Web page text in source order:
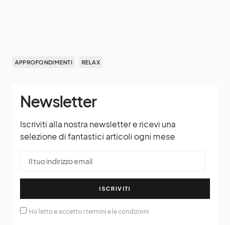
APPROFONDIMENTI RELAX
Newsletter
Iscriviti alla nostra newsletter e ricevi una
selezione di fantastici articoli ogni mese
ISCRIVITI
Ho letto e accetto i termini e le condizioni